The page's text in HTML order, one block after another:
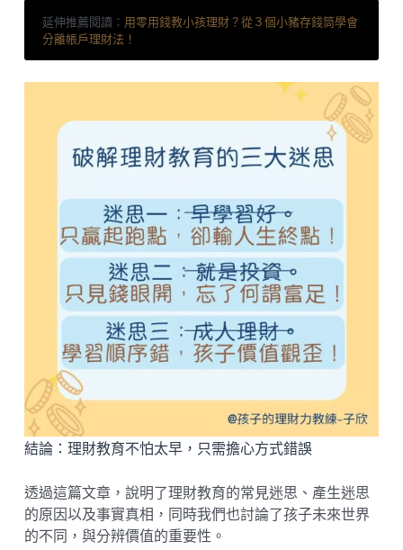
延伸推薦閱讀： 用零用錢教小孩理財？從３個小豬存錢筒學會
分離帳戶理財法！
結論：理財教育不怕太早，只需擔心方式錯誤
透過這篇文章，說明了理財教育的常見迷思、產生迷思
的原因以及事實真相，同時我們也討論了孩子未來世界
的不同，與分辨價值的重要性。